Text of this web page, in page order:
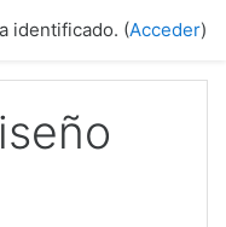
identificado. (Acceder)